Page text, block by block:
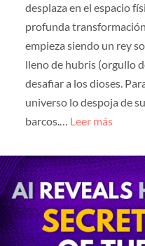
desplaza en el espacio
profunda
empieza siendo un rey
lleno de hubris (orgullo
desafiar a los dioses.
universo lo despoja de
barcos.… Leer más